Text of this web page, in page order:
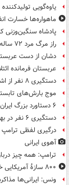
یاوه‌گویی
ماهواره‌ها خسارت
پادشاه سنگین‌وزنی
راز مرگ مرد ۷۲ ساله در تهرانپارس فاش شد
دشان از دست
عربستان فرمانده
دستگیری ۸ نفر از اشرار مسلح شاخص و مرتبطین گروهک های تروریستی
موج بارش‌های تابستانه در
۶ دستاورد بزرگ ایران در ۱۶۰ روز رهبری رهبر انقلاب
دستگیری ۶ نفر در بهشهر به اتهام تشویش اذهان عمومی
درگیری لفظی
آهوی ایرانی
ترامپ: همه چیز
۸۰۰ سازۀ آمریکایی خاکستر شد
ونس: ایرانی‌ها